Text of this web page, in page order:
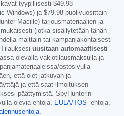
tyypillisesti $49.98
Windows) ja $79.98 puolivuosittain
Macille) tarjousmateriaalien ja
(jotka sisällytetään tähän
maittain tai kampanjakohtaisesti
uusitaan automaattisesti
olevalla vakiotilausmaksulla ja
ostosivulla
että olet jatkuvan ja
ja että saat ilmoituksen
päättymistä. SpyHunterin
olevia ehtoja, EULA/TOS- ehtoja,
alennusehtoja.